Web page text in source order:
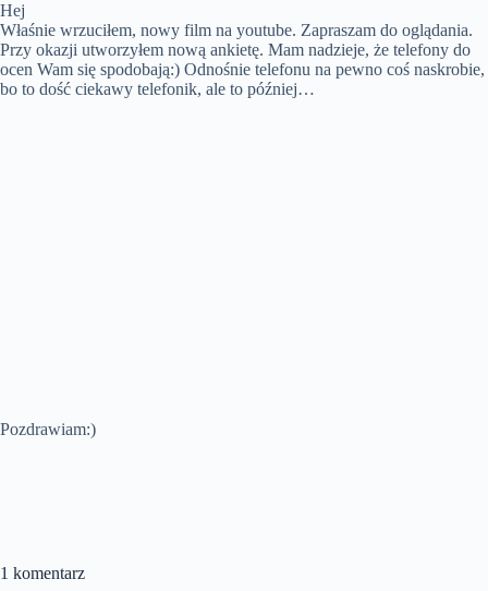
Hej
Właśnie wrzuciłem, nowy film na youtube. Zapraszam do oglądania.
Przy okazji utworzyłem nową ankietę. Mam nadzieje, że telefony do
ocen Wam się spodobają:) Odnośnie telefonu na pewno coś naskrobie,
bo to dość ciekawy telefonik, ale to później…
Pozdrawiam:)
1 komentarz